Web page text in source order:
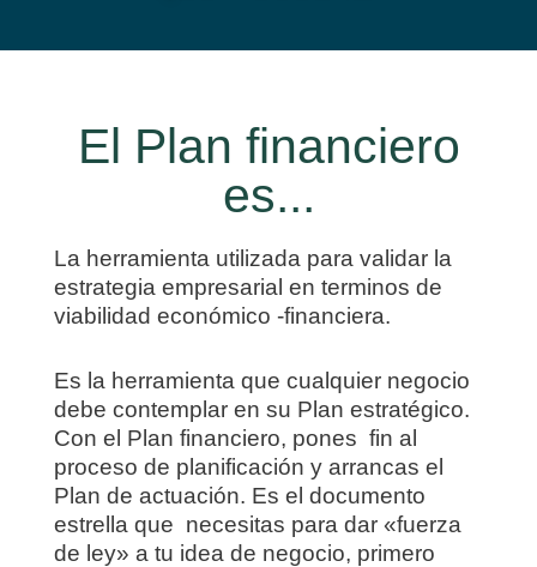
El Plan financiero
es...
La herramienta utilizada para validar la
estrategia empresarial en terminos de
viabilidad económico -financiera.
Es la herramienta que cualquier negocio
debe contemplar en su Plan estratégico.
Con el Plan financiero, pones fin al
proceso de planificación y arrancas el
Plan de actuación. Es el documento
estrella que necesitas para dar «fuerza
de ley» a tu idea de negocio, primero